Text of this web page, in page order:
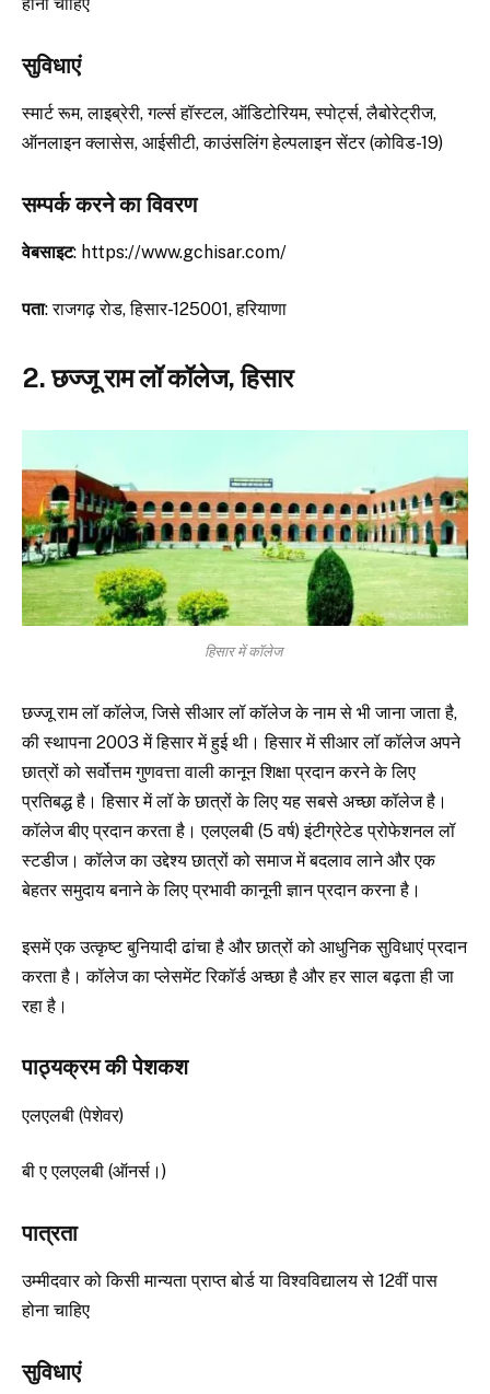
सुविधाएं
स्मार्ट रूम, लाइब्रेरी, गर्ल्स हॉस्टल, ऑडिटोरियम, स्पोर्ट्स, लैबोरेट्रीज,
ऑनलाइन क्लासेस, आईसीटी, काउंसलिंग हेल्पलाइन सेंटर (कोविड-19)
सम्पर्क करने का विवरण
वेबसाइट: https://www.gchisar.com/
पता: राजगढ़ रोड, हिसार-125001, हरियाणा
2. छज्जू राम लॉ कॉलेज, हिसार
हिसार में कॉलेज
छज्जू राम लॉ कॉलेज, जिसे सीआर लॉ कॉलेज के नाम से भी जाना जाता है,
की स्थापना 2003 में हिसार में हुई थी। हिसार में सीआर लॉ कॉलेज अपने
छात्रों को सर्वोत्तम गुणवत्ता वाली कानून शिक्षा प्रदान करने के लिए
प्रतिबद्ध है। हिसार में लॉ के छात्रों के लिए यह सबसे अच्छा कॉलेज है।
कॉलेज बीए प्रदान करता है। एलएलबी (5 वर्ष) इंटीग्रेटेड प्रोफेशनल लॉ
स्टडीज। कॉलेज का उद्देश्य छात्रों को समाज में बदलाव लाने और एक
बेहतर समुदाय बनाने के लिए प्रभावी कानूनी ज्ञान प्रदान करना है।
इसमें एक उत्कृष्ट बुनियादी ढांचा है और छात्रों को आधुनिक सुविधाएं प्रदान
करता है। कॉलेज का प्लेसमेंट रिकॉर्ड अच्छा है और हर साल बढ़ता ही जा
रहा है।
पाठ्यक्रम की पेशकश
एलएलबी (पेशेवर)
बी ए एलएलबी (ऑनर्स।)
पात्रता
उम्मीदवार को किसी मान्यता प्राप्त बोर्ड या विश्वविद्यालय से 12वीं पास
होना चाहिए
सुविधाएं